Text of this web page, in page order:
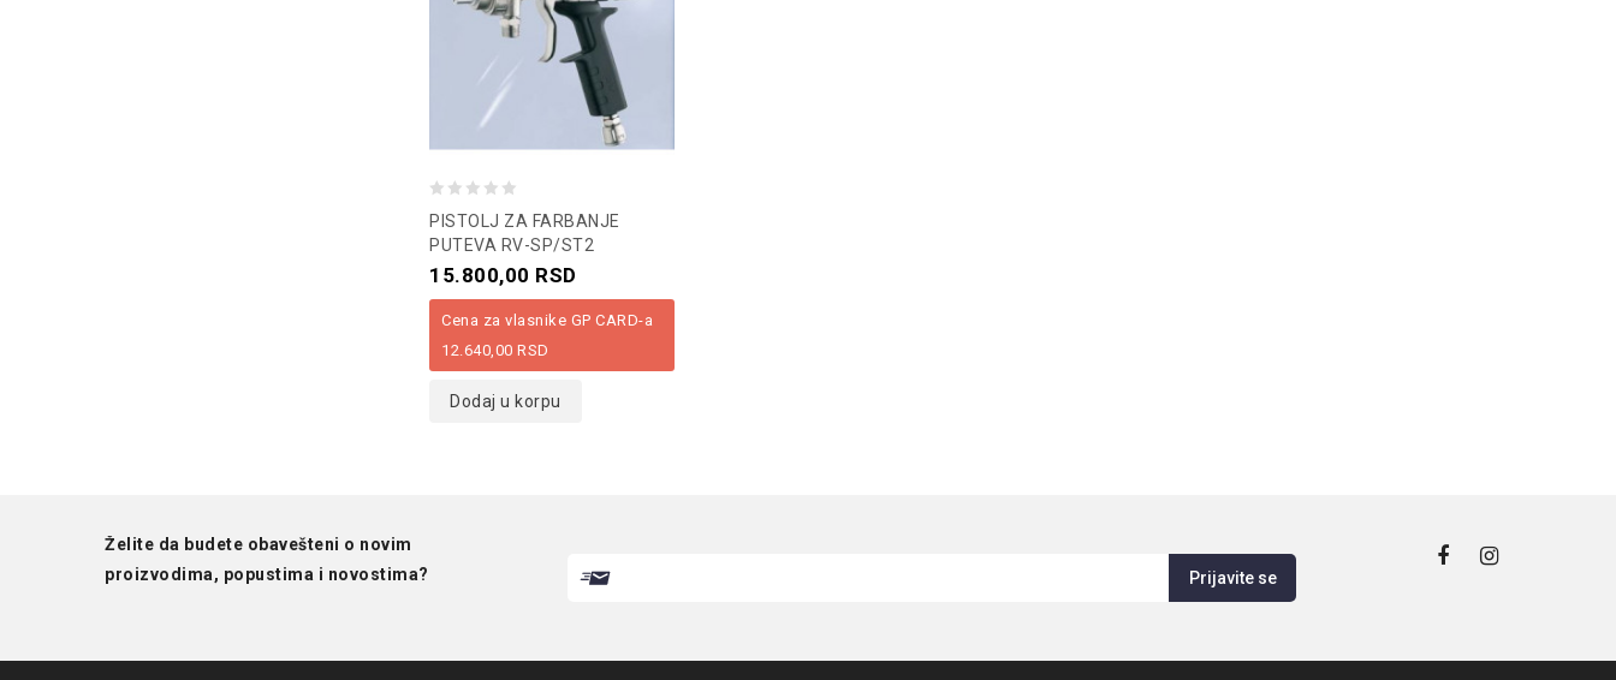
out
of
5
PISTOLJ ZA FARBANJE
PUTEVA RV-SP/ST2
15.800,00 RSD
Cena za vlasnike GP CARD-a
12.640,00 RSD
Dodaj u korpu
Želite da budete obavešteni o novim
proizvodima, popustima i novostima?